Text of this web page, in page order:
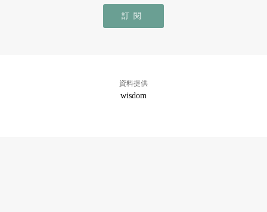
訂閱
資料提供
wisdom